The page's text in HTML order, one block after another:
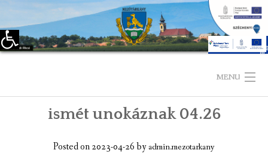
Eszköztár megnyitása
MENU
KEZDŐLAP
TELEPÜLÉSÜNKRŐL
ismét unokáznak 04.26
Posted on2023-04-26byadmin.mezotarkany